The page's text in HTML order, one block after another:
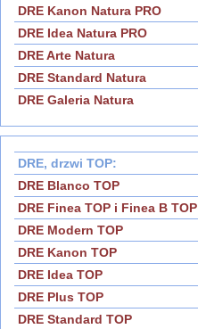
DRE Kanon Natura PRO
DRE Idea Natura PRO
DRE Arte Natura
DRE Standard Natura
DRE Galeria Natura
DRE, drzwi TOP:
DRE Blanco TOP
DRE Finea TOP i Finea B TOP
DRE Modern TOP
DRE Kanon TOP
DRE Idea TOP
DRE Plus TOP
DRE Standard TOP